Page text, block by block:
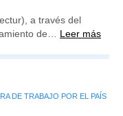
a través del
de… Leer más
DE TRABAJO POR EL PAÍS